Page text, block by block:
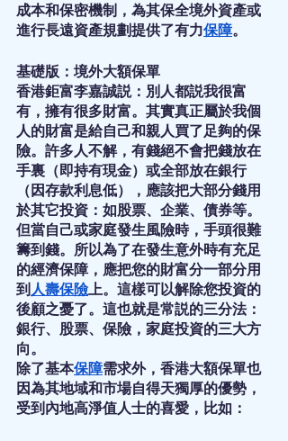
成本和保密機制，為其保全境外資產或
進行長遠資產規劃提供了有力保障。
基礎版：境外大額保單
香港鉅富李嘉誠説：別人都説我很富
有，擁有很多財富。其實真正屬於我個
人的財富是給自己和親人買了足夠的保
險。許多人不解，有錢絕不會把錢放在
手裏（即持有現金）或全部放在銀行
（因存款利息低），應該把大部分錢用
於其它投資：如股票、企業、債券等。
但當自己或家庭發生風險時，手頭很難
籌到錢。所以為了在發生意外時有充足
的經濟保障，應把您的財富分一部分用
到 人壽保險上。這樣可以解除您投資的
後顧之憂了。這也就是常説的三分法：
銀行、股票、保險，家庭投資的三大方
向。
除了基本保障需求外，香港大額保單也
因為其地域和市場自得天獨厚的優勢，
受到內地高淨值人士的喜愛，比如：